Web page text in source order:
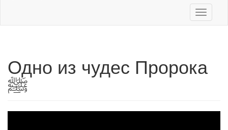
Toggle
Одно из чудес Пророка
ﷺ